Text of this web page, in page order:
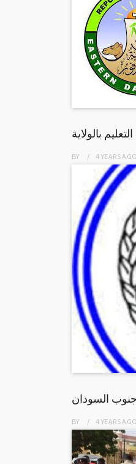
بالولاية
BY 4 YEARSAGO
السودان
BY 4 YEARSAGO